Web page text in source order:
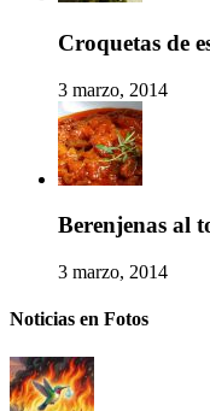
Croquetas de
3 marzo, 2014
Berenjenas al
3 marzo, 2014
Noticias en Fotos